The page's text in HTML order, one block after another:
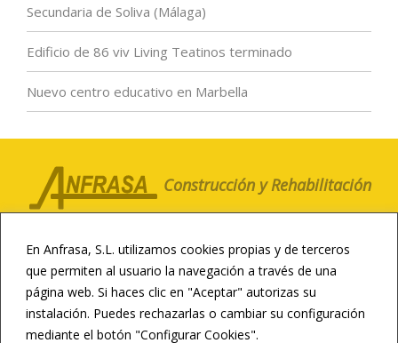
En Anfrasa, S.L. utilizamos cookies propias y de terceros
que permiten al usuario la navegación a través de una
página web. Si haces clic en "Aceptar" autorizas su
instalación. Puedes rechazarlas o cambiar su configuración
mediante el botón "Configurar Cookies".
Secundaria de Soliva (Málaga)
Edificio de 86 viv Living Teatinos terminado
Nuevo centro educativo en Marbella
Construcción y Rehabilitación
LA COMPAÑÍA CLIENTES
NOTICIAS
CONTACTO
CANAL ÉTICO
CONSTRUCCIÓN DEPORTIVA
REHABILITACIÓN